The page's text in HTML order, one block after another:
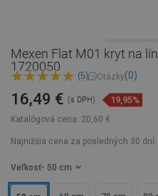
Mexen Flat M01 kryt na
1720050
(5) Otázky(0)
Katalógová cena: 20,60 €
16,49 € (s DPH) 19,95%
Najnižšia cena za posledných 30 dní:
Veľkosť - 50 cm